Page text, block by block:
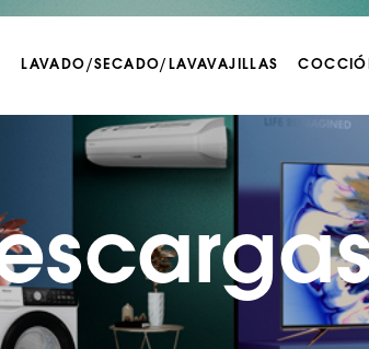
LAVADO/SECADO/LAVAVAJILLAS